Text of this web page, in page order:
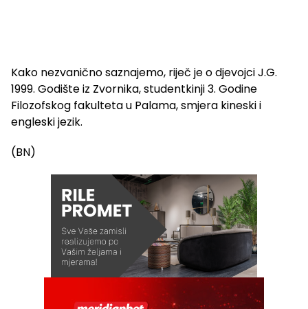
Kako nezvanično saznajemo, riječ je o djevojci J.G.
1999. Godište iz Zvornika, studentkinji 3. Godine
Filozofskog fakulteta u Palama, smjera kineski i
engleski jezik.
(BN)